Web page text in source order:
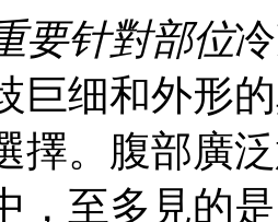
要针對部位
巨细和外形
擇。腹部廣
，至多見的